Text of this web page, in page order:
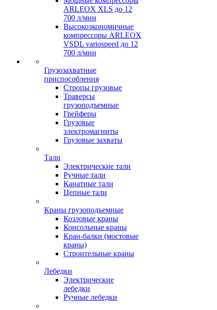
ARLEOX XLS до 12
700 л/мин
Высокоэкономичные
компрессоры ARLEOX
VSDL variospeed до 12
700 л/мин
Грузозахватные
приспособления
Стропы грузовые
Траверсы
грузоподъемные
Грейферы
Грузовые
электромагниты
Грузовые захваты
Тали
Электрические тали
Ручные тали
Канатные тали
Цепные тали
Краны грузоподъемные
Козловые краны
Консольные краны
Кран-балки (мостовые
краны)
Строительные краны
Лебедки
Электрические
лебедки
Ручные лебедки